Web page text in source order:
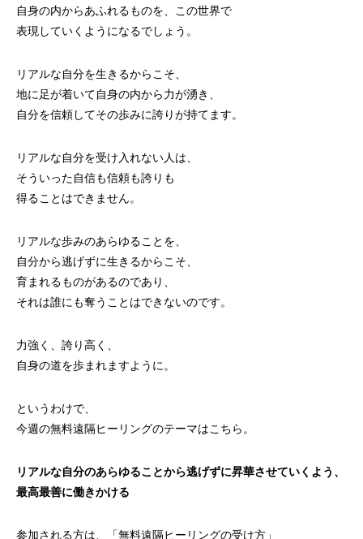
自身の内からあふれるものを、この世界で
表現していくようになるでしょう。
リアルな自分を生きるからこそ、
地に足が着いて自身の内から力が湧き、
自分を信頼してその歩みに誇りが持てます。
リアルな自分を受け入れない人は、
そういった自信も信頼も誇りも
得ることはできません。
リアルな歩みのあらゆることを、
自分から逃げずに生きるからこそ、
育まれるものがあるのであり、
それは誰にも奪うことはできないのです。
力強く、誇り高く、
自身の道を歩まれますように。
というわけで、
今週の無料遠隔ヒーリングのテーマはこちら。
リアルな自分のあらゆることから逃げずに昇華させていくよう、
最高最善に働きかける
参加される方は、「無料遠隔ヒーリングの受け方 」